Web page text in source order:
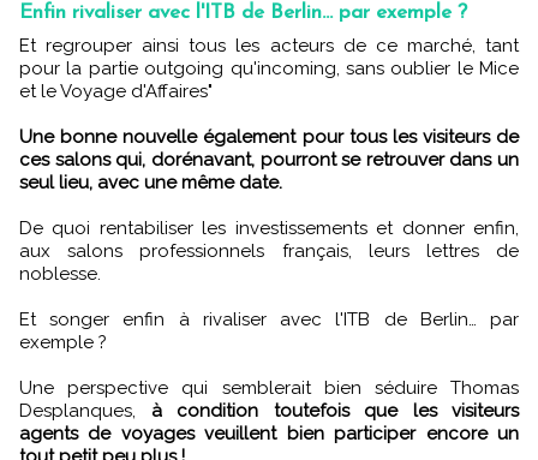
Enfin rivaliser avec l'ITB de Berlin... par exemple ?
Et regrouper ainsi tous les acteurs de ce marché, tant
pour la partie outgoing qu'incoming, sans oublier le Mice
et le Voyage d'Affaires"
Une bonne nouvelle également pour tous les visiteurs de
ces salons qui, dorénavant, pourront se retrouver dans un
seul lieu, avec une même date.
De quoi rentabiliser les investissements et donner enfin,
aux salons professionnels français, leurs lettres de
noblesse.
Et songer enfin à rivaliser avec l'ITB de Berlin… par
exemple ?
Une perspective qui semblerait bien séduire Thomas
Desplanques, à condition toutefois que les visiteurs
agents de voyages veuillent bien participer encore un